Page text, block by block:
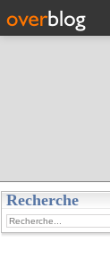
Recherche